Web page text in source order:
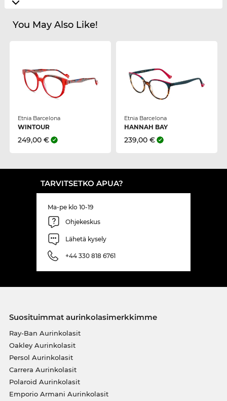
You May Also Like!
Etnia Barcelona
WINTOUR
249,00 €
Etnia Barcelona
HANNAH BAY
239,00 €
TARVITSETKO APUA?
Ma-pe klo 10-19
Ohjekeskus
Lähetä kysely
+44 330 818 6761
Suosituimmat aurinkolasimerkkimme
Ray-Ban Aurinkolasit
Oakley Aurinkolasit
Persol Aurinkolasit
Carrera Aurinkolasit
Polaroid Aurinkolasit
Emporio Armani Aurinkolasit